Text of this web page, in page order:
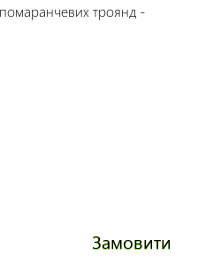
троянд -
Замовити